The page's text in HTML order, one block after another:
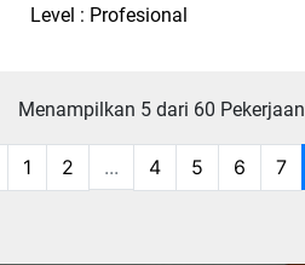
Level : Profesional
Menampilkan 5 dari 60 Pekerjaan
1 2 ... 4 5 6 7